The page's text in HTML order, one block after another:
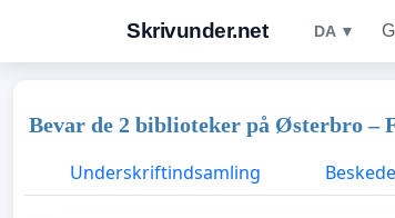
Skrivunder.net DA ▼
Bevar de 2 biblioteker på Østerbro –
Underskriftindsamling